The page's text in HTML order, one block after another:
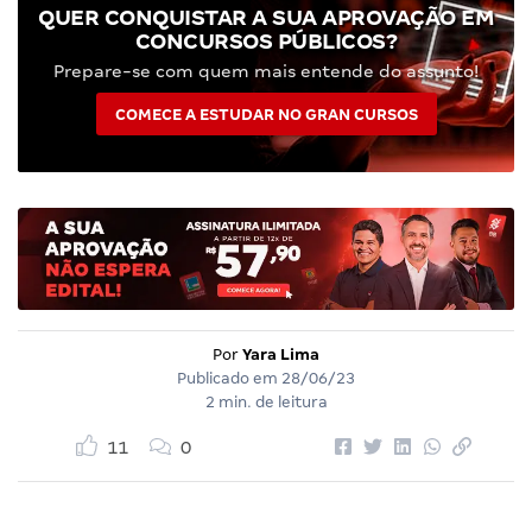
QUER CONQUISTAR A SUA APROVAÇÃO EM
CONCURSOS PÚBLICOS?
Prepare-se com quem mais entende do assunto!
COMECE A ESTUDAR NO GRAN CURSOS
Por Yara Lima
Publicado em 28/06/23
2 min. de leitura
11 0